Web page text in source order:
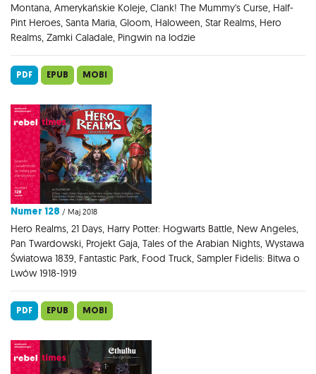
Montana, Amerykańskie Koleje, Clank! The Mummy's Curse, Half-
Pint Heroes, Santa Maria, Gloom, Haloween, Star Realms, Hero
Realms, Zamki Caladale, Pingwin na lodzie
PDF EPUB MOBI
Numer 128 / Maj 2018
Hero Realms, 21 Days, Harry Potter: Hogwarts Battle, New Angeles,
Pan Twardowski, Projekt Gaja, Tales of the Arabian Nights, Wystawa
Światowa 1839, Fantastic Park, Food Truck, Sampler Fidelis: Bitwa o
Lwów 1918-1919
PDF EPUB MOBI